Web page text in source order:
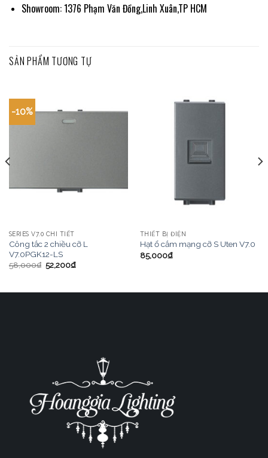
Showroom: 1376 Phạm Văn Đồng,Linh Xuân,TP HCM
SẢN PHẨM TƯƠNG TỰ
-10%
SERIES V7.0 CHI TIẾT
Công tắc 2 chiều cỡ L
V7.0PGK12-LS
58,000₫ 52,200₫
THIẾT BỊ ĐIỆN
Hạt ổ cắm mạng cỡ S Uten V7.0
85,000₫